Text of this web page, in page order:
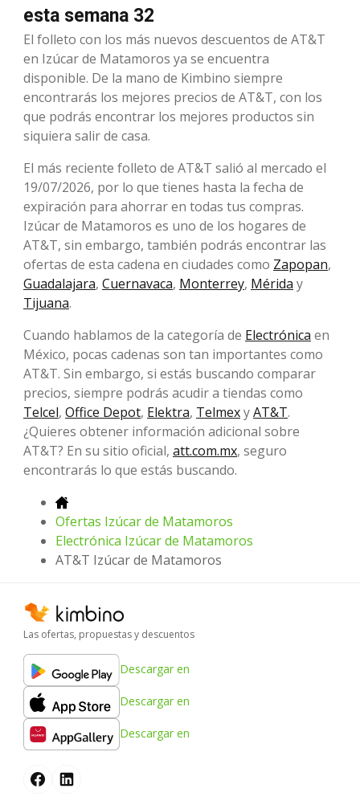
esta semana 32
El folleto con los más nuevos descuentos de AT&T
en Izúcar de Matamoros ya se encuentra
disponible. De la mano de Kimbino siempre
encontrarás los mejores precios de AT&T, con los
que podrás encontrar los mejores productos sin
siquiera salir de casa.
El más reciente folleto de AT&T salió al mercado el
19/07/2026, por lo que tienes hasta la fecha de
expiración para ahorrar en todas tus compras.
Izúcar de Matamoros es uno de los hogares de
AT&T, sin embargo, también podrás encontrar las
ofertas de esta cadena en ciudades como Zapopan,
Guadalajara, Cuernavaca, Monterrey, Mérida y
Tijuana.
Cuando hablamos de la categoría de Electrónica en
México, pocas cadenas son tan importantes como
AT&T. Sin embargo, si estás buscando comparar
precios, siempre podrás acudir a tiendas como
Telcel, Office Depot, Elektra, TelmexyAT&T.
¿Quieres obtener información adicional sobre
AT&T? En su sitio oficial, att.com.mx, seguro
encontrarás lo que estás buscando.
Ofertas Izúcar de Matamoros
Electrónica Izúcar de Matamoros
AT&T Izúcar de Matamoros
Las ofertas, propuestas y descuentos
Descargar en
Descargar en
Descargar en